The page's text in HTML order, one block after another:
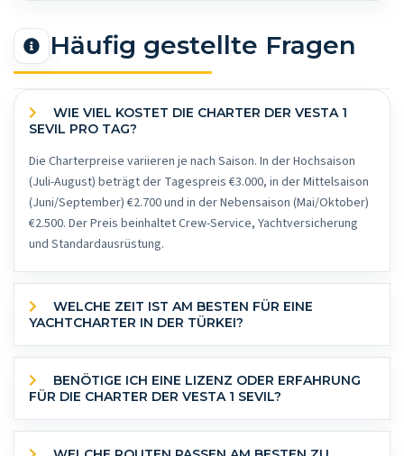
Häufig gestellte Fragen
SEVIL PRO TAG?
Die Charterpreise variieren je nach Saison. In der Hochsaison
(Juli-August) beträgt der Tagespreis €3.000, in der Mittelsaison
(Juni/September) €2.700 und in der Nebensaison (Mai/Oktober)
€2.500. Der Preis beinhaltet Crew-Service, Yachtversicherung
und Standardausrüstung.
YACHTCHARTER IN DER TÜRKEI?
FÜR DIE CHARTER DER VESTA 1 SEVIL?